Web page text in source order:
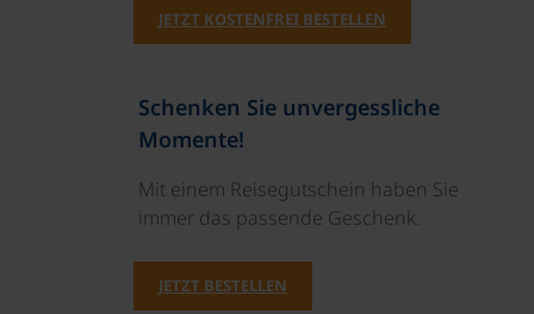
JETZT KOSTENFREI BESTELLEN
Schenken Sie unvergessliche
Momente!
Mit einem Reisegutschein haben Sie
immer das passende Geschenk.
JETZT BESTELLEN